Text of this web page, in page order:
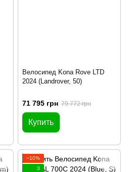
Велосипед Kona Rove LTD
2024 (Landrover, 50)
71 795 грн 79 772 грн
Купить
−10%
3